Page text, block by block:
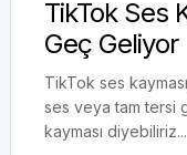
TikTok Ses
Geç Geliyor
TikTok ses
ses veya tam tersi
kayması